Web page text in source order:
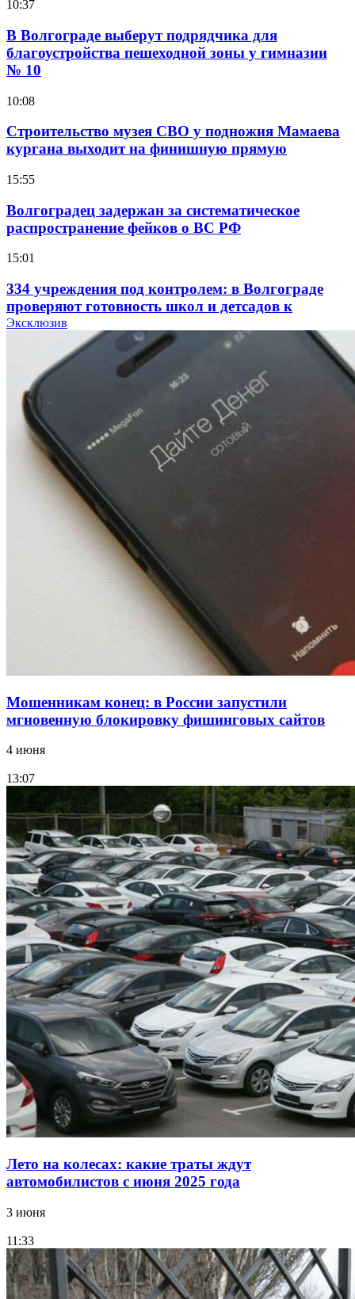
10:37
В Волгограде выберут подрядчика для
благоустройства пешеходной зоны у гимназии
№ 10
10:08
Строительство музея СВО у подножия Мамаева
кургана выходит на финишную прямую
15:55
Волгоградец задержан за систематическое
распространение фейков о ВС РФ
15:01
334 учреждения под контролем: в Волгограде
проверяют готовность школ и детсадов к
учебному году
Покушение на убийство в Волгограде: девушка
напала на незнакомую женщину с ножом
12:39
Сладкий праздник в Волгограде: в Центральном
парке прошёл фестиваль „Арбузный переполох“
Волгоградские компании нарастили экспорт:
заключены контракты на 3,6 млн долларов
Эксклюзив
Мошенникам конец: в России запустили
мгновенную блокировку фишинговых сайтов
4 июня
13:07
Лето на колесах: какие траты ждут
автомобилистов с июня 2025 года
3 июня
11:33